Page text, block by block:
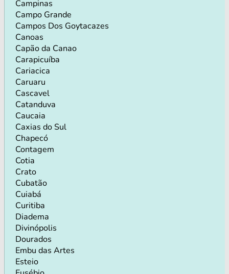
Campinas
Campo Grande
Campos Dos Goytacazes
Canoas
Capão da Canao
Carapicuíba
Cariacica
Caruaru
Cascavel
Catanduva
Caucaia
Caxias do Sul
Chapecó
Contagem
Cotia
Crato
Cubatão
Cuiabá
Curitiba
Diadema
Divinópolis
Dourados
Embu das Artes
Esteio